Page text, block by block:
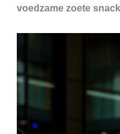
voedzame zoete